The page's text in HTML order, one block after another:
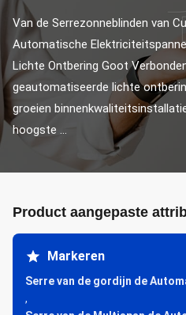
Van de Serrezonneblinden van
Automatische
Lichte Ontbering Goot Verbonden
geautomatiseerde lichte
groeien
hoogste ...
Product aangepaste
Markeren
Serre van de gordijn de
,